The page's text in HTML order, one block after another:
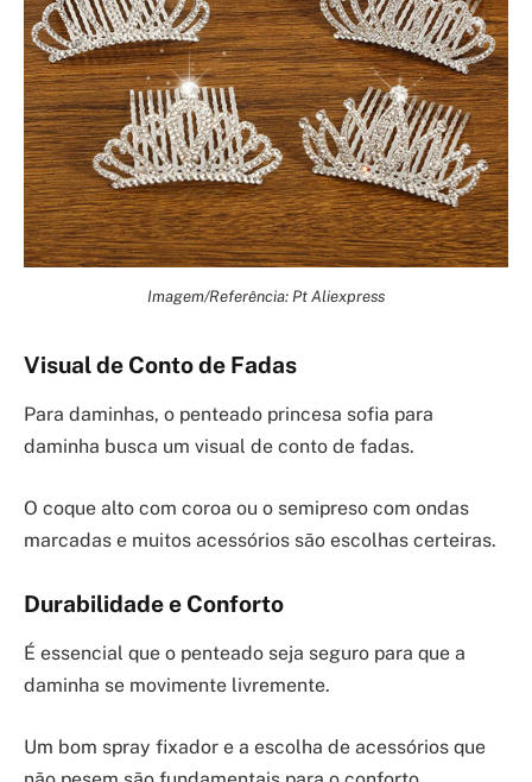
Imagem/Referência: Pt Aliexpress
Visual de Conto de Fadas
Para daminhas, o penteado princesa sofia para
daminha busca um visual de conto de fadas.
O coque alto com coroa ou o semipreso com ondas
marcadas e muitos acessórios são escolhas certeiras.
Durabilidade e Conforto
É essencial que o penteado seja seguro para que a
daminha se movimente livremente.
Um bom spray fixador e a escolha de acessórios que